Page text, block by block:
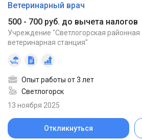
Ветеринарный врач
500 - 700 руб. до вычета налогов
Учреждение "Светлогорская районная
ветеринарная станция"
Опыт работы от 3 лет
Светлогорск
13 ноября 2025
Откликнуться